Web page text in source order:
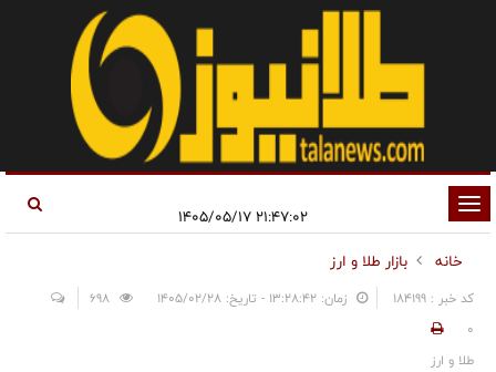
تغییر
وضعیت
ناوبری
خانه
بازار طلا و ارز
کد خبر : 184199 زمان: ۱۳:۲۸:۴۲ - تاریخ: ۱۴۰۵/۰۲/۲۸
0
طلا و ارز